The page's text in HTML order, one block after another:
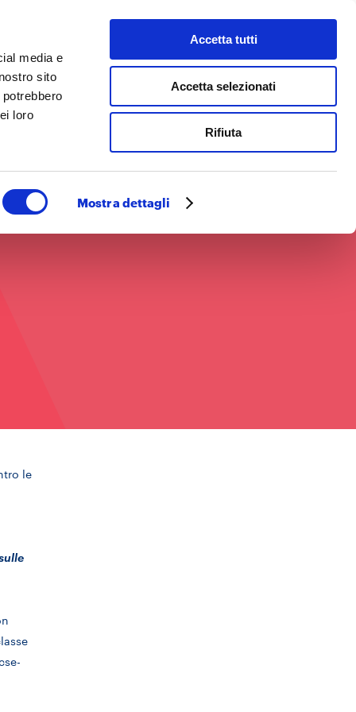
media e
sito
loro
Mostra dettagli
Accetta tutti
Accetta selezionati
Rifiuta
le